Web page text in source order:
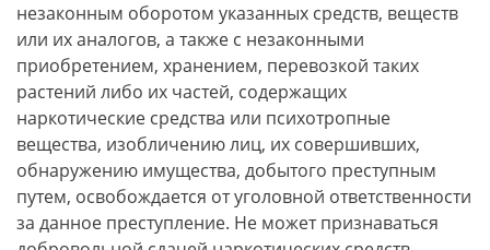
незаконным оборотом указанных средств, веществ
или их аналогов, а также с незаконными
приобретением, хранением, перевозкой таких
растений либо их частей, содержащих
наркотические средства или психотропные
вещества, изобличению лиц, их совершивших,
обнаружению имущества, добытого преступным
путем, освобождается от уголовной ответственности
за данное преступление. Не может признаваться